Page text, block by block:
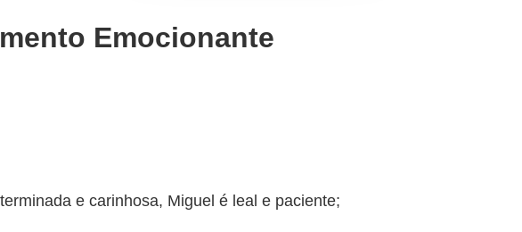
Emocionante
e carinhosa, Miguel é leal e paciente;